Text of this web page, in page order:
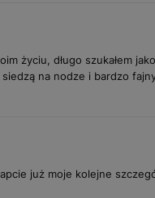
życiu, długo szukałem
na nodze i bardzo
już moje kolejne